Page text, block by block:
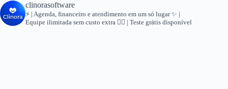
clinorasoftware
⚡ | Agenda, financeiro e atendimento em um só lugar✨ |
Equipe ilimitada sem custo extra 👇🏻 | Teste grátis disponível